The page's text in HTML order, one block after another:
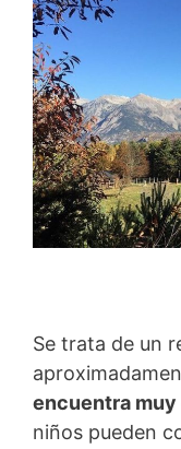
Se trata de un
encuentra muy
niños pueden